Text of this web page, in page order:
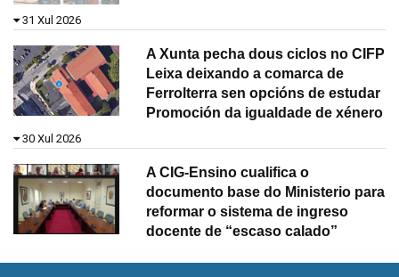
31 Xul 2026
A Xunta pecha dous ciclos no CIFP
Leixa deixando a comarca de
Ferrolterra sen opcións de estudar
Promoción da igualdade de xénero
30 Xul 2026
A CIG-Ensino cualifica o
documento base do Ministerio para
reformar o sistema de ingreso
docente de “escaso calado”